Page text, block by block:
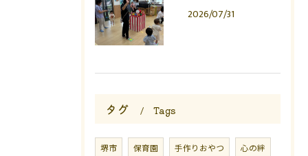
2026/07/31
タグ Tags
堺市 保育園 手作りおやつ 心の絆